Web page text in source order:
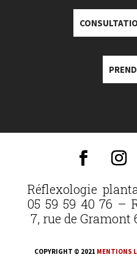
Réflexologie
05 59 59 40 76 –
7, rue de Gramont
COPYRIGHT © 2021 MENTIONS